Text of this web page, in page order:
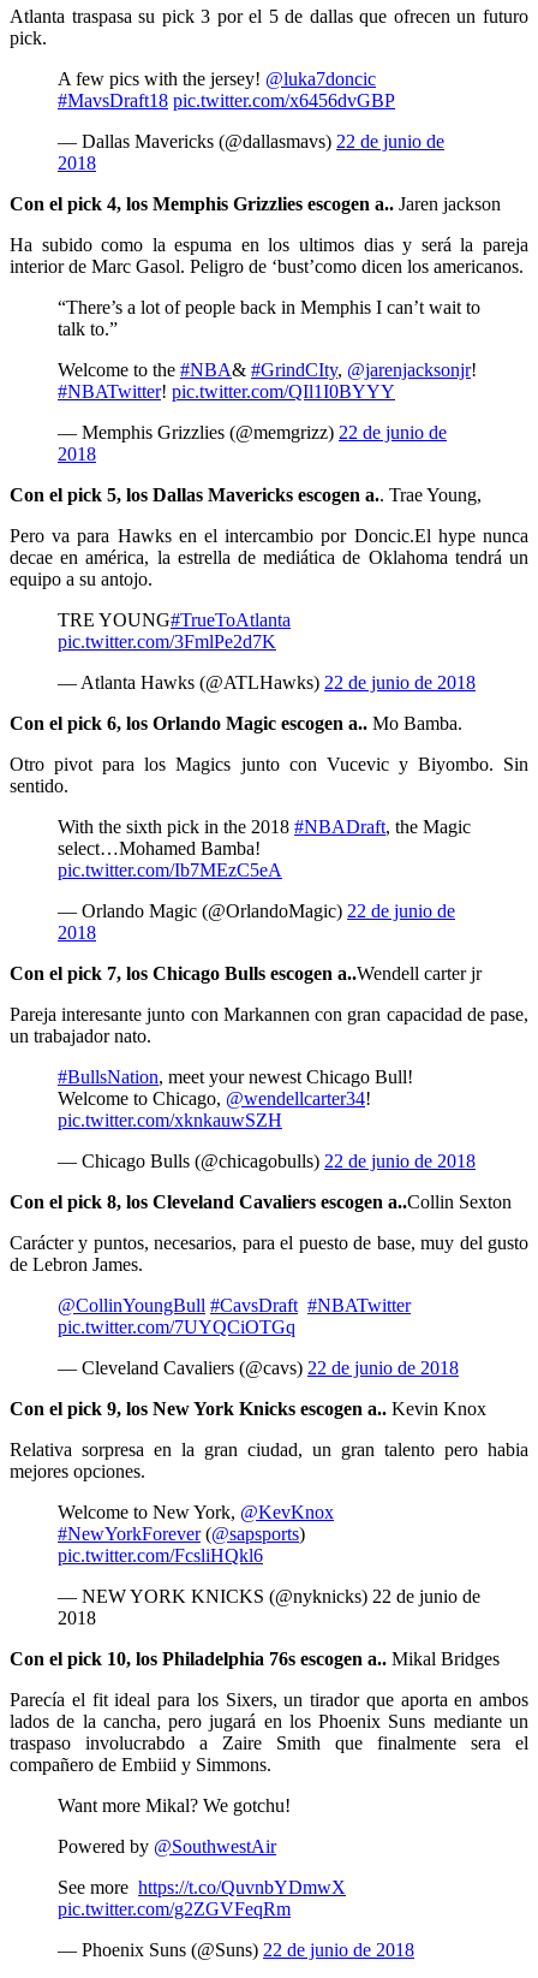
Atlanta traspasa su pick 3 por el 5 de dallas que ofrecen un futuro
pick.
A few pics with the jersey! @luka7doncic
#MavsDraft18 pic.twitter.com/x6456dvGBP
— Dallas Mavericks (@dallasmavs) 22 de junio de
2018
Con el pick 4, los Memphis Grizzlies escogen a.. Jaren jackson
Ha subido como la espuma en los ultimos dias y será la pareja
interior de Marc Gasol. Peligro de ‘bust’como dicen los americanos.
“There’s a lot of people back in Memphis I can’t wait to
talk to.”
Welcome to the #NBA& #GrindCIty, @jarenjacksonjr!
#NBATwitter! pic.twitter.com/QIl1I0BYYY
— Memphis Grizzlies (@memgrizz) 22 de junio de
2018
Con el pick 5, los Dallas Mavericks escogen a.. Trae Young,
Pero va para Hawks en el intercambio por Doncic.El hype nunca
decae en américa, la estrella de mediática de Oklahoma tendrá un
equipo a su antojo.
TRE YOUNG#TrueToAtlanta
pic.twitter.com/3FmlPe2d7K
— Atlanta Hawks (@ATLHawks) 22 de junio de 2018
Con el pick 6, los Orlando Magic escogen a.. Mo Bamba.
Otro pivot para los Magics junto con Vucevic y Biyombo. Sin
sentido.
With the sixth pick in the 2018 #NBADraft, the Magic
select…Mohamed Bamba!
pic.twitter.com/Ib7MEzC5eA
— Orlando Magic (@OrlandoMagic) 22 de junio de
2018
Con el pick 7, los Chicago Bulls escogen a..Wendell carter jr
Pareja interesante junto con Markannen con gran capacidad de pase,
un trabajador nato.
#BullsNation, meet your newest Chicago Bull!
Welcome to Chicago, @wendellcarter34!
pic.twitter.com/xknkauwSZH
— Chicago Bulls (@chicagobulls) 22 de junio de 2018
Con el pick 8, los Cleveland Cavaliers escogen a..Collin Sexton
Carácter y puntos, necesarios, para el puesto de base, muy del gusto
de Lebron James.
@CollinYoungBull #CavsDraft #NBATwitter
pic.twitter.com/7UYQCiOTGq
— Cleveland Cavaliers (@cavs) 22 de junio de 2018
Con el pick 9, los New York Knicks escogen a.. Kevin Knox
Relativa sorpresa en la gran ciudad, un gran talento pero habia
mejores opciones.
Welcome to New York, @KevKnox
#NewYorkForever(@sapsports)
pic.twitter.com/FcsliHQkl6
— NEW YORK KNICKS (@nyknicks) 22 de junio de
2018
Con el pick 10, los Philadelphia 76s escogen a.. Mikal Bridges
Parecía el fit ideal para los Sixers, un tirador que aporta en ambos
lados de la cancha, pero jugará en los Phoenix Suns mediante un
traspaso involucrabdo a Zaire Smith que finalmente sera el
compañero de Embiid y Simmons.
Want more Mikal? We gotchu!
Powered by @SouthwestAir
See more https://t.co/QuvnbYDmwX
pic.twitter.com/g2ZGVFeqRm
— Phoenix Suns (@Suns) 22 de junio de 2018